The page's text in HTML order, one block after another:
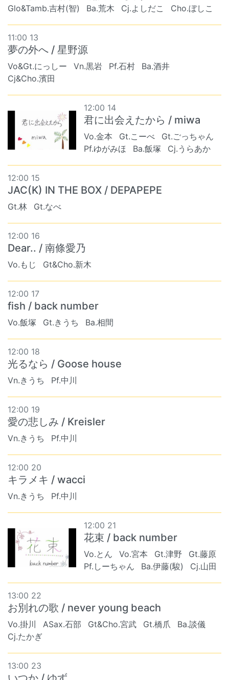
Glo&Tamb.吉村(智)
Ba.荒木 Cj.よしだこ Cho.ぼしこ
11:00 13
夢の外へ / 星野源
Vo&Gt.にっしー Vn.黒岩 Pf.石村
Ba.酒井
Cj&Cho.濱田
12:00 14
君に出会えたから / miwa
Vo.金本 Gt.こーべ
Gt.ごっちゃん
Pf.ゆがみほ
Ba.飯塚 Cj.うらあか
12:00 15
JAC(K) IN THE BOX / DEPAPEPE
Gt.林 Gt.なべ
12:00 16
Dear.. / 南條愛乃
Vo.もじ Gt&Cho.新木
12:00 17
fish / back number
Vo.飯塚 Gt.きうち Ba.相間
12:00 18
光るなら / Goose house
Vn.きうち Pf.中川
12:00 19
愛の悲しみ / Kreisler
Vn.きうち Pf.中川
12:00 20
キラメキ / wacci
Vn.きうち Pf.中川
12:00 21
花束 / back number
Vo.とん Vo.宮本 Gt.津野
Gt.藤原
Pf.しーちゃん
Ba.伊藤(駿) Cj.山田
13:00 22
お別れの歌 / never young beach
Vo.掛川 ASax.石部 Gt&Cho.宮武 Gt.橋爪
Ba.談儀
Cj.たかぎ
13:00 23